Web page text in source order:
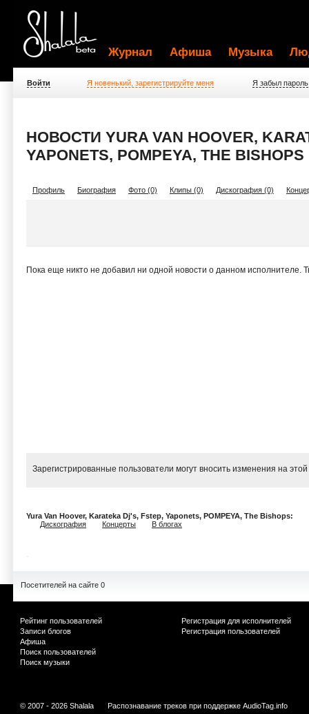
Журнал Афиша Музыка
Войти Я новенький, зарегистрируйте меня Я забыл пароль
НОВОСТИ YURA VAN HOOVER,
YAPONETS, POMPEYA, THE BISHOPS
Профиль Биография Фото (0) Клипы (0) Дискография (0)
Пока еще никто не добавил ни одной новости о данном
Зарегистрированные пользователи могут вносить изменения на
Yura Van Hoover, Karateka Dj's, Fstep, Yaponets, POMPEYA, The Bishops:
Дискография
Концерты В блогах
Посетителей на сайте 0
Рейтинг пользователей
Записи блогов
Афиша
Поиск пользователей
Поиск музыки
Регистрация для исполнителей
Регистрация пользователей
© 2007 - 2026 Shalala Распознавание треков при поддержке AudioTag.info